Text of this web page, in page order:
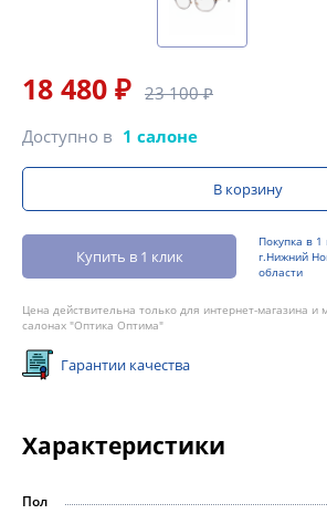
18 480 ₽ 23 100 ₽
Доступно в 1 салоне
В корзину
Купить в 1 клик
Покупка в 1
г.Нижний
области
Цена действительна только для интернет-магазина и
салонах "Оптика Оптима"
Гарантии качества
Характеристики
Пол